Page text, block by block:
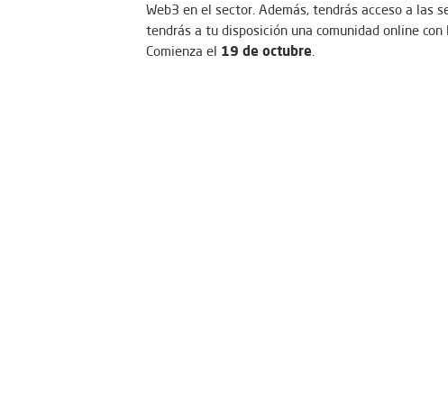
Web3 en el sector. Además, tendrás acceso a las
tendrás a tu disposición una comunidad online
Comienza el 19 de octubre.